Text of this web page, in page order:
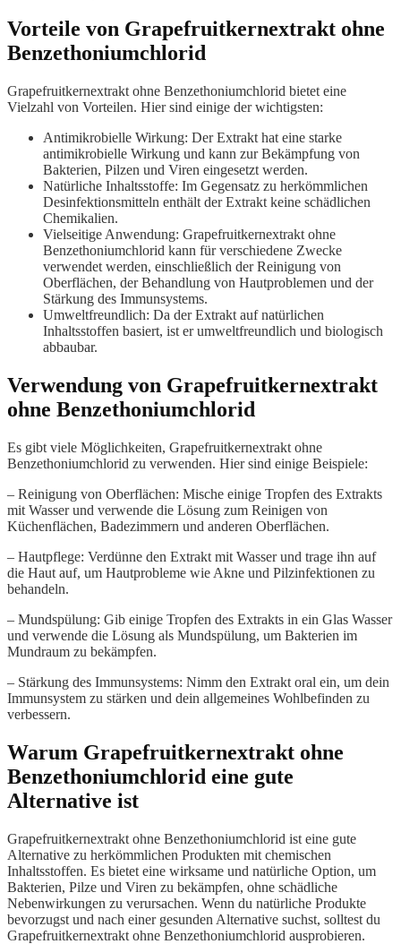
Vorteile von Grapefruitkernextrakt ohne
Benzethoniumchlorid
Grapefruitkernextrakt ohne Benzethoniumchlorid bietet eine
Vielzahl von Vorteilen. Hier sind einige der wichtigsten:
Antimikrobielle Wirkung: Der Extrakt hat eine starke
antimikrobielle Wirkung und kann zur Bekämpfung von
Bakterien, Pilzen und Viren eingesetzt werden.
Natürliche Inhaltsstoffe: Im Gegensatz zu herkömmlichen
Desinfektionsmitteln enthält der Extrakt keine schädlichen
Chemikalien.
Vielseitige Anwendung: Grapefruitkernextrakt ohne
Benzethoniumchlorid kann für verschiedene Zwecke
verwendet werden, einschließlich der Reinigung von
Oberflächen, der Behandlung von Hautproblemen und der
Stärkung des Immunsystems.
Umweltfreundlich: Da der Extrakt auf natürlichen
Inhaltsstoffen basiert, ist er umweltfreundlich und biologisch
abbaubar.
Verwendung von Grapefruitkernextrakt
ohne Benzethoniumchlorid
Es gibt viele Möglichkeiten, Grapefruitkernextrakt ohne
Benzethoniumchlorid zu verwenden. Hier sind einige Beispiele:
– Reinigung von Oberflächen: Mische einige Tropfen des Extrakts
mit Wasser und verwende die Lösung zum Reinigen von
Küchenflächen, Badezimmern und anderen Oberflächen.
– Hautpflege: Verdünne den Extrakt mit Wasser und trage ihn auf
die Haut auf, um Hautprobleme wie Akne und Pilzinfektionen zu
behandeln.
– Mundspülung: Gib einige Tropfen des Extrakts in ein Glas Wasser
und verwende die Lösung als Mundspülung, um Bakterien im
Mundraum zu bekämpfen.
– Stärkung des Immunsystems: Nimm den Extrakt oral ein, um dein
Immunsystem zu stärken und dein allgemeines Wohlbefinden zu
verbessern.
Warum Grapefruitkernextrakt ohne
Benzethoniumchlorid eine gute
Alternative ist
Grapefruitkernextrakt ohne Benzethoniumchlorid ist eine gute
Alternative zu herkömmlichen Produkten mit chemischen
Inhaltsstoffen. Es bietet eine wirksame und natürliche Option, um
Bakterien, Pilze und Viren zu bekämpfen, ohne schädliche
Nebenwirkungen zu verursachen. Wenn du natürliche Produkte
bevorzugst und nach einer gesunden Alternative suchst, solltest du
Grapefruitkernextrakt ohne Benzethoniumchlorid ausprobieren.